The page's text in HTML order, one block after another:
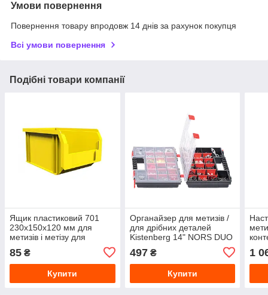
Умови повернення
Повернення товару впродовж 14 днів за рахунок покупця
Всі умови повернення
Подібні товари компанії
Ящик пластиковий 701
230х150х120 мм для
метизів і метізу для
болтів гайок
85 ₴
Купити
Органайзер для метизів /
для дрібних деталей
Kistenberg 14" NORS DUO
497₴
Купити
1